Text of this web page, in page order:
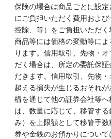
保険の場合は商品ごとに設
にご負担いただく費用およ
控除、等）をご負担いただ
商品等には価格の変動等に
ります。信用取引、先物・
だく場合は、所定の委託保
だきます。信用取引、先物
超える損失が生じるおそれ
構を通じて他の証券会社等
は、数量に応じて、移管す
み）を上限額として移管手
券や金銭のお預かりについ